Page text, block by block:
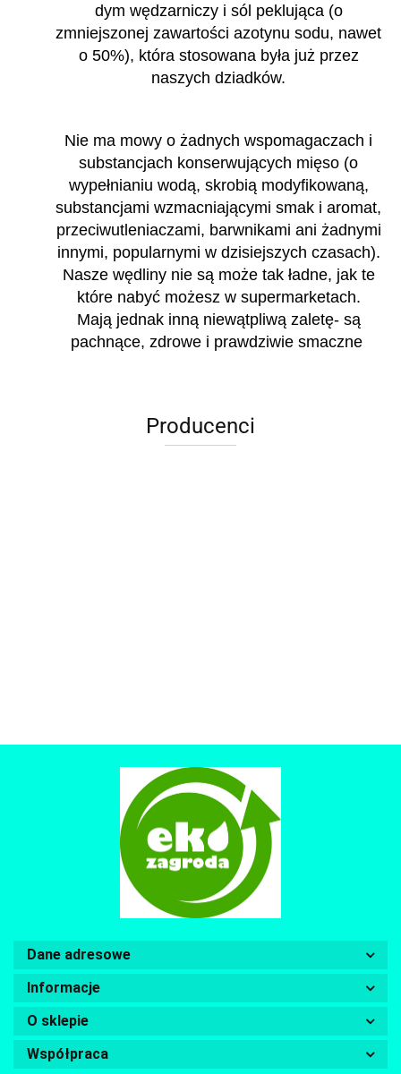
dym wędzarniczy i sól peklująca (o
zmniejszonej zawartości azotynu sodu, nawet
o 50%), która stosowana była już przez
naszych dziadków.
Nie ma mowy o żadnych wspomagaczach i
substancjach konserwujących mięso (o
wypełnianiu wodą, skrobią modyfikowaną,
substancjami wzmacniającymi smak i aromat,
przeciwutleniaczami, barwnikami ani żadnymi
innymi, popularnymi w dzisiejszych czasach).
Nasze wędliny nie są może tak ładne, jak te
które nabyć możesz w supermarketach.
Mają jednak inną niewątpliwą zaletę- są
pachnące, zdrowe i prawdziwie smaczne
Producenci
Dane adresowe
Informacje
O sklepie
Współpraca